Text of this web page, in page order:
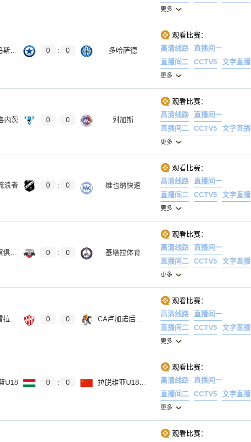
更多
0 : 0 多哈萨德
观看比赛：
高清线路
直播间一
直播间二
CCTV5 文字直播
更多
内茨 0 : 0 列加斯
观看比赛：
高清线路
直播间一
直播间二
CCTV5 文字直播
更多
浪者 0 : 0 维也纳快速
观看比赛：
高清线路
直播间一
直播间二
CCTV5 文字直播
更多
0 : 0 基塔拉体育
观看比赛：
高清线路
直播间一
直播间二
CCTV5 文字直播
更多
0 : 0
观看比赛：
高清线路
直播间一
直播间二
CCTV5 文字直播
更多
U18 0 : 0
观看比赛：
高清线路
直播间一
直播间二
CCTV5 文字直播
更多
观看比赛：